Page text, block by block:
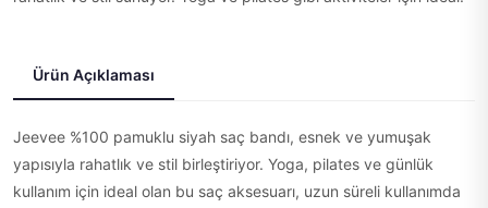
Ürün Açıklaması
Jeevee %100 pamuklu siyah saç bandı, esnek ve yumuşak
yapısıyla rahatlık ve stil birleştiriyor. Yoga, pilates ve günlük
kullanım için ideal olan bu saç aksesuarı, uzun süreli kullanımda